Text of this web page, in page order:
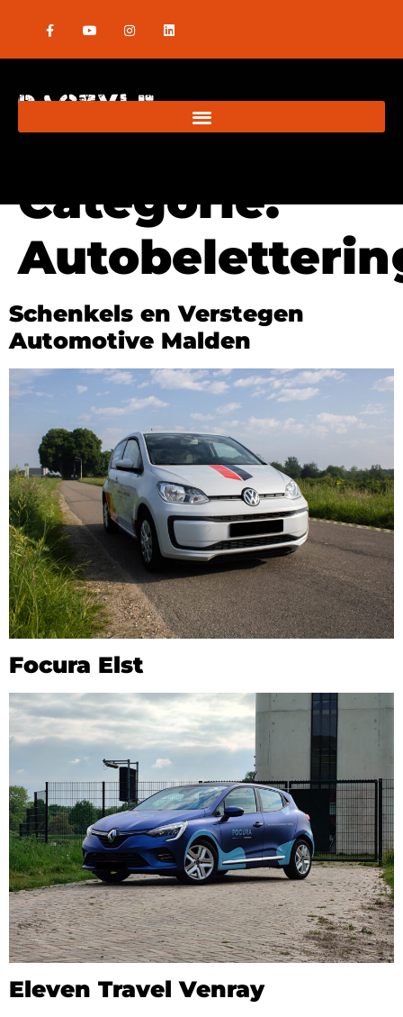
Categorie:
Schenkels en Verstegen
Automotive Malden
Focura Elst
Eleven Travel Venray